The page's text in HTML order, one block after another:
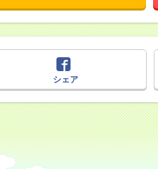
シェア